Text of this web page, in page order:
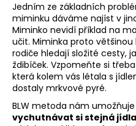
Jedním ze základních
miminku dáváme najíst v
Miminko nevidí příklad na
učit. Miminka proto
rodiče hledají složité cesty,
ždibíček. Vzpomeňte si
která kolem vás létala s
dostaly mrkvové pyré.
BLW metoda nám umožňuje
vychutnávat si stejná jídla
D
o
p
o
r